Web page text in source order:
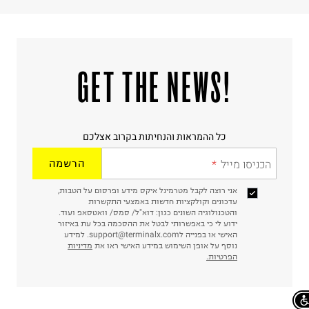
!GET THE NEWS
כל ההמראות והנחיתות בקרוב אצלכם
הכניסו מייל הרשמה
אני רוצה לקבל מטרמינל איקס מידע ופרסום על הטבות,
עדכונים וקולקציות חדשות באמצעי התקשרות
והטכנולוגיה השונים כגון: דוא"ל/ סמס/ וואטסאפ ועוד.
ידוע לי כי באפשרותי לבטל את ההסכמה בכל עת באיזור
האישי או בפנייה לsupport@terminalx.com. למידע
נוסף על אופן השימוש במידע האישי ראו את מדיניות
הפרטיות.